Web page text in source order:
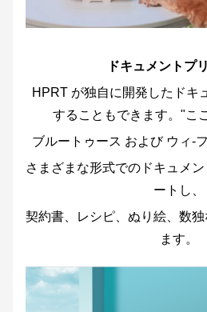
ドキュメントプ
HPRT が独自に開発したドキ
することもできます。"こ
ブルートゥース および ウィ-
さまざまな形式でのドキュメ
ートし、
契約書、レシピ、ぬり絵、数
ます。